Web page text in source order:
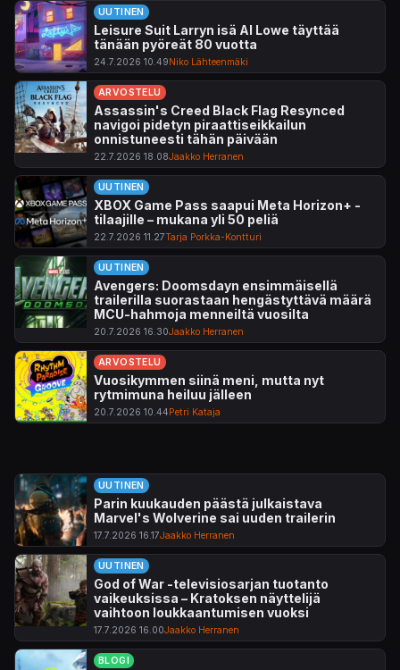
UUTINEN
Leisure Suit Larryn isä Al Lowe täyttää
tänään pyöreät 80 vuotta
24.7.2026 10.49 Niko Lähteenmäki
ARVOSTELU
Assassin's Creed Black Flag Resynced
navigoi pidetyn piraattiseikkailun
onnistuneesti tähän päivään
22.7.2026 18.08Jaakko Herranen
UUTINEN
XBOX Game Pass saapui Meta Horizon+ -
tilaajille – mukana yli 50 peliä
22.7.2026 11.27Tarja Porkka-Kontturi
UUTINEN
Avengers: Doomsdayn ensimmäisellä
trailerilla suorastaan hengästyttävä määrä
MCU-hahmoja menneiltä vuosilta
20.7.2026 16.30Jaakko Herranen
ARVOSTELU
Vuosikymmen siinä meni, mutta nyt
rytmimuna heiluu jälleen
20.7.2026 10.44 Petri Kataja
UUTINEN
Parin kuukauden päästä julkaistava
Marvel's Wolverine sai uuden trailerin
17.7.2026 16.17Jaakko Herranen
UUTINEN
God of War -televisiosarjan tuotanto
vaikeuksissa – Kratoksen näyttelijä
vaihtoon loukkaantumisen vuoksi
17.7.2026 16.00Jaakko Herranen
BLOGI